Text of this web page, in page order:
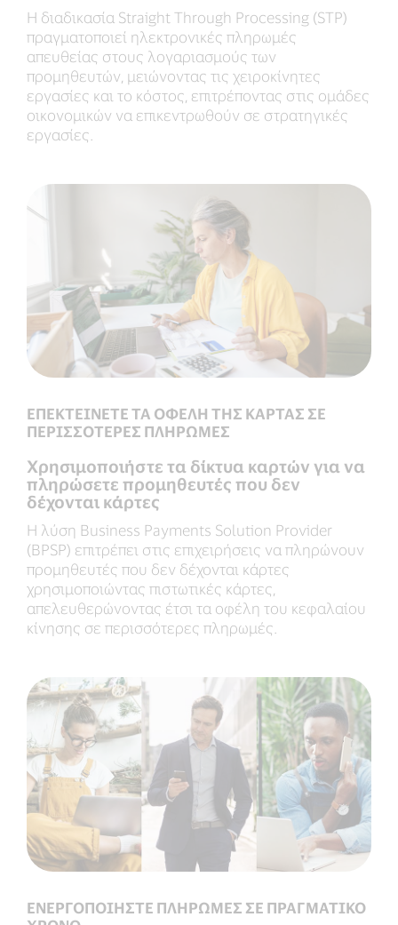
Η διαδικασία Straight Through Processing (STP)
πραγματοποιεί ηλεκτρονικές πληρωμές
απευθείας στους λογαριασμούς των
προμηθευτών, μειώνοντας τις χειροκίνητες
εργασίες και το κόστος, επιτρέποντας στις ομάδες
οικονομικών να επικεντρωθούν σε στρατηγικές
εργασίες.
ΕΠΕΚΤΕΙΝΕΤΕ ΤΑ ΟΦΕΛΗ ΤΗΣ ΚΑΡΤΑΣ ΣΕ
ΠΕΡΙΣΣΟΤΕΡΕΣ ΠΛΗΡΩΜΕΣ
Χρησιμοποιήστε τα δίκτυα καρτών για να
πληρώσετε προμηθευτές που δεν
δέχονται κάρτες
Η λύση Business Payments Solution Provider
(BPSP) επιτρέπει στις επιχειρήσεις να πληρώνουν
προμηθευτές που δεν δέχονται κάρτες
χρησιμοποιώντας πιστωτικές κάρτες,
απελευθερώνοντας έτσι τα οφέλη του κεφαλαίου
κίνησης σε περισσότερες πληρωμές.
ΕΝΕΡΓΟΠΟΙΗΣΤΕ ΠΛΗΡΩΜΕΣ ΣΕ ΠΡΑΓΜΑΤΙΚΟ